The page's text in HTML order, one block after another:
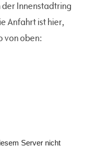
der Innenstadtring
Anfahrt ist hier,
von oben: